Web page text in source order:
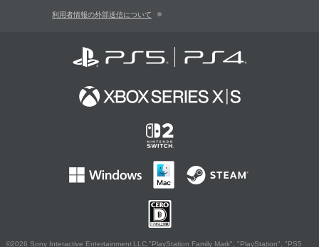
利用者情報の外部送信について
©2026 Sony Interactive Entertainment LLC."PlayStation Family Mark", "PlayStation", "PS5